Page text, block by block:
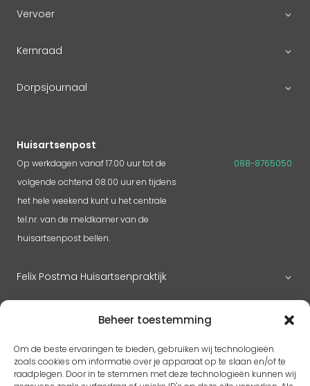
Beheer toestemming
Om de beste ervaringen te bieden, gebruiken wij technologieën
zoals cookies om informatie over je apparaat op te slaan en/of te
raadplegen. Door in te stemmen met deze technologieën kunnen wij
Vervoer
Kernraad
Dorpsjournaal
Huisartsenpost
Op werkdagen vanaf 17.00 uur tot de
volgende ochtend 08.00 uur en tijdens
het hele weekend kunt u het centrale
tel.nr. van de meldkamer van de
huisartsenpost bellen.
088-8765050
Felix Postma Huisartsenpraktijk
Huisartsenpraktijk Megen
RK H. Benedictus